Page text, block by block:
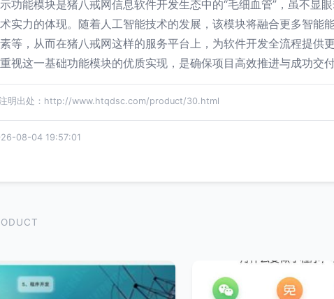
功能模块是猪八戒网信息软件开发生态中的“毛细血管”，虽不
实力的体现。随着人工智能技术的发展，该模块将融合更多智
等，从而在猪八戒网这样的服务平台上，为软件开发全流程提
视这一基础功能模块的优质实现，是确保项目高效推进与成功交付
明出处：http://www.htqdsc.com/product/30.html
08-04 19:57:01